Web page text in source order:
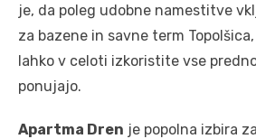
je, da poleg udobne namestitve
za bazene in savne term
lahko v celoti izkoristite vse
ponujajo.
Apartma Dren je popolna izbira